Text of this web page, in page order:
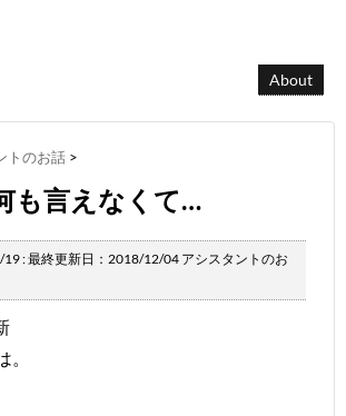
About
トのお話 >
も言えなくて…
19: 最終更新日：2018/12/04 アシスタントのお